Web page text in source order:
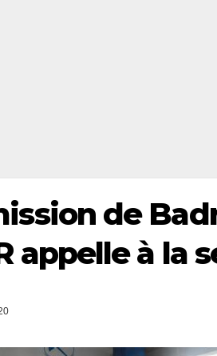
de
appelle à la